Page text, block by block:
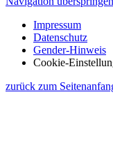
Impressum
Datenschutz
Gender-Hinweis
Cookie-
zurück zum